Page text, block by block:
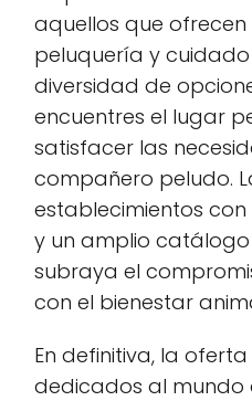
aquellos que ofrecen
peluquería y
diversidad de
encuentres el lugar
satisfacer las
compañero peludo.
establecimientos
y un amplio
subraya el
con el bienestar
En definitiva, la
dedicados al mundo